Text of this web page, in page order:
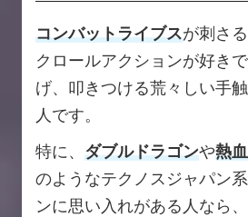
コンバットライブスが刺さ
クロールアクションが好き
げ、叩きつける荒々しい手
人です。
特に、 ダブルドラゴンや熱
のようなテクノスジャパン
ンに思い入れがある人なら